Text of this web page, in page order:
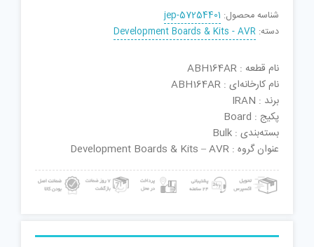
شناسه محصول: jep-57254401
دسته: Development Boards & Kits - AVR
نام قطعه : ABH164AR
نام کارخانه‌ای : ABH164AR
برند : IRAN
پکیج : Board
بسته‌بندی : Bulk
عنوان گروه : Development Boards & Kits – AVR